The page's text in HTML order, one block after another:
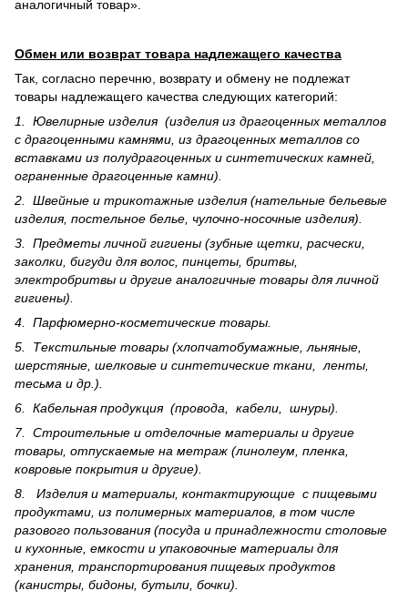
аналогичный товар».
Обмен или возврат товара надлежащего качества
Так, согласно перечню, возврату и обмену не подлежат
товары надлежащего качества следующих категорий:
1. Ювелирные изделия (изделия из драгоценных металлов
с драгоценными камнями, из драгоценных металлов со
вставками из полудрагоценных и синте­тических камней,
ограненные драгоценные камни).
2. Швейные и трикотажные изделия (нательные бельевые
изделия, постельное белье, чулочно-носочные изделия).
3. Предметы личной гигиены (зубные щетки, расчески,
заколки, бигуди для волос, пинцеты, бритвы,
электробритвы и другие аналогичные товары для личной
гигиены).
4. Парфюмерно-косметические товары.
5. Текстильные товары (хлопчатобумажные, льняные,
шерс­тя­ные, шелковые и синтетические ткани, ленты,
тесьма и др.).
6. Кабельная продукция (провода, кабели, шнуры).
7. Строительные и отделочные материалы и другие
товары, отпускаемые на метраж (линолеум, пленка,
ковровые покрытия и другие).
8. Изделия и материалы, контактирующие с пищевыми
продуктами, из полимерных материалов, в том числе
разового пользования (посуда и принадлежности столовые
и кухонные, емкости и упаковочные материалы для
хранения, транспортирования пищевых продуктов
(канистры, бидоны, бутыли, бочки).